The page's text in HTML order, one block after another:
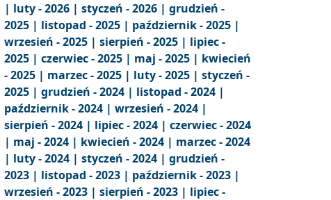
| luty - 2026 | styczeń - 2026 | grudzień -
2025 | listopad - 2025 | październik - 2025 |
wrzesień - 2025 | sierpień - 2025 | lipiec -
2025 | czerwiec - 2025 | maj - 2025 | kwiecień
- 2025 | marzec - 2025 | luty - 2025 | styczeń -
2025 | grudzień - 2024 | listopad - 2024 |
październik - 2024 | wrzesień - 2024 |
sierpień - 2024 | lipiec - 2024 | czerwiec - 2024
| maj - 2024 | kwiecień - 2024 | marzec - 2024
| luty - 2024 | styczeń - 2024 | grudzień -
2023 | listopad - 2023 | październik - 2023 |
wrzesień - 2023 | sierpień - 2023 | lipiec -